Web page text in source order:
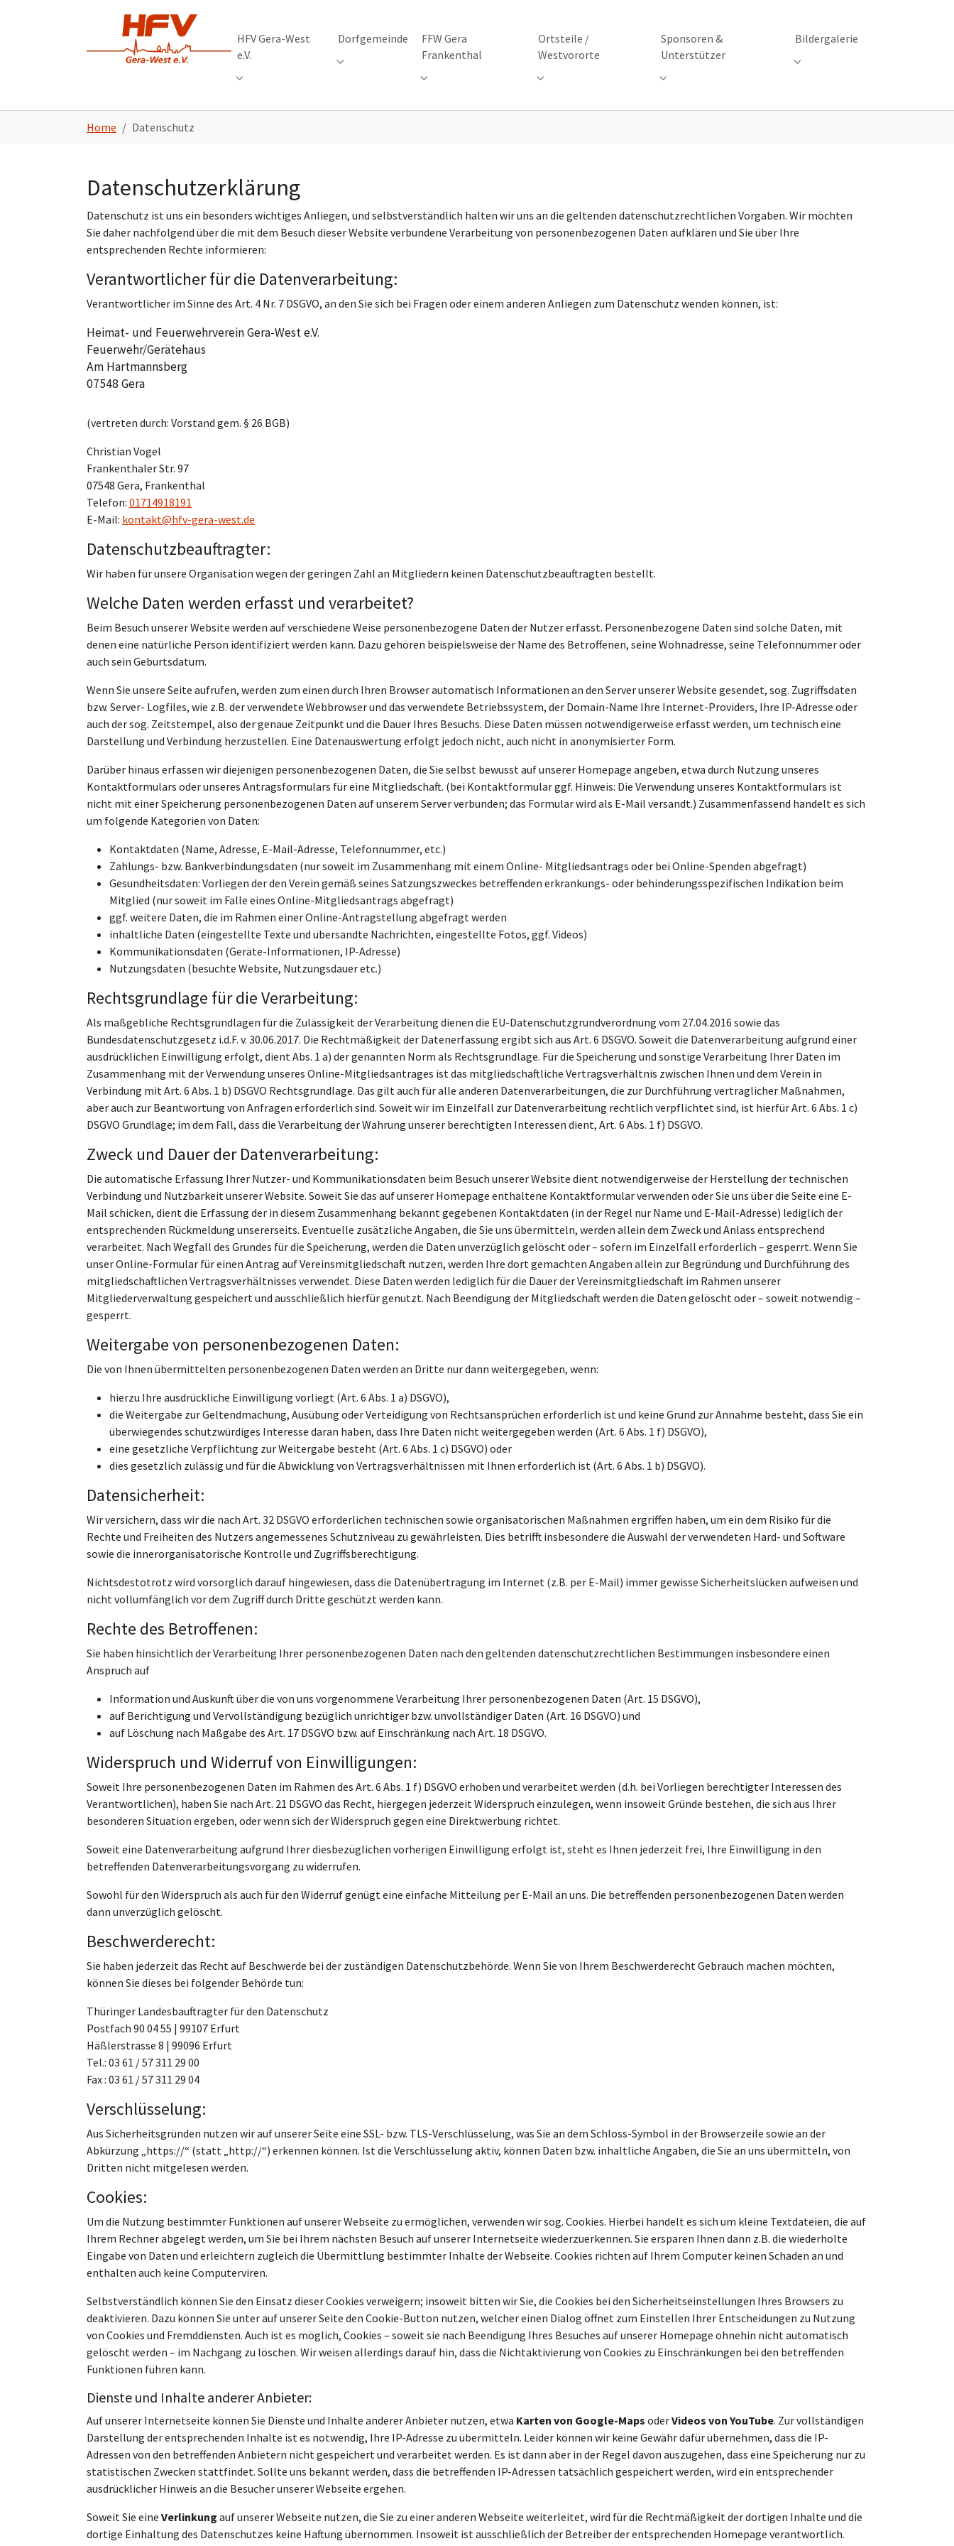
HFV Gera-West
e.V.
Submenu for "HFV Gera-West e.V."
Dorfgemeinde
Submenu for "Dorfgemeinde"
FFW Gera
Frankenthal
Submenu for "FFW Gera Frankenthal"
Ortsteile /
Westvororte
Submenu for "Ortsteile / Westvororte"
Sponsoren &
Unterstützer
Submenu for "Sponsoren & Unterstützer"
Bildergalerie
Submenu for "Bildergalerie"
Home Datenschutz
Datenschutzerklärung
Datenschutz ist uns ein besonders wichtiges Anliegen, und selbstverständlich halten wir uns an die geltenden datenschutzrechtlichen Vorgaben. Wir möchten
Sie daher nachfolgend über die mit dem Besuch dieser Website verbundene Verarbeitung von personenbezogenen Daten aufklären und Sie über Ihre
entsprechenden Rechte informieren:
Verantwortlicher für die Datenverarbeitung:
Verantwortlicher im Sinne des Art. 4 Nr. 7 DSGVO, an den Sie sich bei Fragen oder einem anderen Anliegen zum Datenschutz wenden können, ist:
Heimat- und Feuerwehrverein Gera-West e.V.
Feuerwehr/Gerätehaus
Am Hartmannsberg
07548 Gera
(vertreten durch: Vorstand gem. § 26 BGB)
Christian Vogel
Frankenthaler Str. 97
07548 Gera, Frankenthal
Telefon: 01714918191
E-Mail: kontakt@hfv-gera-west.de
Datenschutzbeauftragter:
Wir haben für unsere Organisation wegen der geringen Zahl an Mitgliedern keinen Datenschutzbeauftragten bestellt.
Welche Daten werden erfasst und verarbeitet?
Beim Besuch unserer Website werden auf verschiedene Weise personenbezogene Daten der Nutzer erfasst. Personenbezogene Daten sind solche Daten, mit
denen eine natürliche Person identifiziert werden kann. Dazu gehören beispielsweise der Name des Betroffenen, seine Wohnadresse, seine Telefonnummer oder
auch sein Geburtsdatum.
Wenn Sie unsere Seite aufrufen, werden zum einen durch Ihren Browser automatisch Informationen an den Server unserer Website gesendet, sog. Zugriffsdaten
bzw. Server- Logfiles, wie z.B. der verwendete Webbrowser und das verwendete Betriebssystem, der Domain-Name Ihre Internet-Providers, Ihre IP-Adresse oder
auch der sog. Zeitstempel, also der genaue Zeitpunkt und die Dauer Ihres Besuchs. Diese Daten müssen notwendigerweise erfasst werden, um technisch eine
Darstellung und Verbindung herzustellen. Eine Datenauswertung erfolgt jedoch nicht, auch nicht in anonymisierter Form.
Darüber hinaus erfassen wir diejenigen personenbezogenen Daten, die Sie selbst bewusst auf unserer Homepage angeben, etwa durch Nutzung unseres
Kontaktformulars oder unseres Antragsformulars für eine Mitgliedschaft. (bei Kontaktformular ggf. Hinweis: Die Verwendung unseres Kontaktformulars ist
nicht mit einer Speicherung personenbezogenen Daten auf unserem Server verbunden; das Formular wird als E-Mail versandt.) Zusammenfassend handelt es sich
um folgende Kategorien von Daten:
Kontaktdaten (Name, Adresse, E-Mail-Adresse, Telefonnummer, etc.)
Zahlungs- bzw. Bankverbindungsdaten (nur soweit im Zusammenhang mit einem Online- Mitgliedsantrags oder bei Online-Spenden abgefragt)
Gesundheitsdaten: Vorliegen der den Verein gemäß seines Satzungszweckes betreffenden erkrankungs- oder behinderungsspezifischen Indikation beim
Mitglied (nur soweit im Falle eines Online-Mitgliedsantrags abgefragt)
ggf. weitere Daten, die im Rahmen einer Online-Antragstellung abgefragt werden
inhaltliche Daten (eingestellte Texte und übersandte Nachrichten, eingestellte Fotos, ggf. Videos)
Kommunikationsdaten (Geräte-Informationen, IP-Adresse)
Nutzungsdaten (besuchte Website, Nutzungsdauer etc.)
Rechtsgrundlage für die Verarbeitung:
Als maßgebliche Rechtsgrundlagen für die Zulässigkeit der Verarbeitung dienen die EU-Datenschutzgrundverordnung vom 27.04.2016 sowie das
Bundesdatenschutzgesetz i.d.F. v. 30.06.2017. Die Rechtmäßigkeit der Datenerfassung ergibt sich aus Art. 6 DSGVO. Soweit die Datenverarbeitung aufgrund einer
ausdrücklichen Einwilligung erfolgt, dient Abs. 1 a) der genannten Norm als Rechtsgrundlage. Für die Speicherung und sonstige Verarbeitung Ihrer Daten im
Zusammenhang mit der Verwendung unseres Online-Mitgliedsantrages ist das mitgliedschaftliche Vertragsverhältnis zwischen Ihnen und dem Verein in
Verbindung mit Art. 6 Abs. 1 b) DSGVO Rechtsgrundlage. Das gilt auch für alle anderen Datenverarbeitungen, die zur Durchführung vertraglicher Maßnahmen,
aber auch zur Beantwortung von Anfragen erforderlich sind. Soweit wir im Einzelfall zur Datenverarbeitung rechtlich verpflichtet sind, ist hierfür Art. 6 Abs. 1 c)
DSGVO Grundlage; im dem Fall, dass die Verarbeitung der Wahrung unserer berechtigten Interessen dient, Art. 6 Abs. 1 f) DSGVO.
Zweck und Dauer der Datenverarbeitung:
Die automatische Erfassung Ihrer Nutzer- und Kommunikationsdaten beim Besuch unserer Website dient notwendigerweise der Herstellung der technischen
Verbindung und Nutzbarkeit unserer Website. Soweit Sie das auf unserer Homepage enthaltene Kontaktformular verwenden oder Sie uns über die Seite eine E-
Mail schicken, dient die Erfassung der in diesem Zusammenhang bekannt gegebenen Kontaktdaten (in der Regel nur Name und E-Mail-Adresse) lediglich der
entsprechenden Rückmeldung unsererseits. Eventuelle zusätzliche Angaben, die Sie uns übermitteln, werden allein dem Zweck und Anlass entsprechend
verarbeitet. Nach Wegfall des Grundes für die Speicherung, werden die Daten unverzüglich gelöscht oder – sofern im Einzelfall erforderlich – gesperrt. Wenn Sie
unser Online-Formular für einen Antrag auf Vereinsmitgliedschaft nutzen, werden Ihre dort gemachten Angaben allein zur Begründung und Durchführung des
mitgliedschaftlichen Vertragsverhältnisses verwendet. Diese Daten werden lediglich für die Dauer der Vereinsmitgliedschaft im Rahmen unserer
Mitgliederverwaltung gespeichert und ausschließlich hierfür genutzt. Nach Beendigung der Mitgliedschaft werden die Daten gelöscht oder – soweit notwendig –
gesperrt.
Weitergabe von personenbezogenen Daten:
Die von Ihnen übermittelten personenbezogenen Daten werden an Dritte nur dann weitergegeben, wenn:
hierzu Ihre ausdrückliche Einwilligung vorliegt (Art. 6 Abs. 1 a) DSGVO),
die Weitergabe zur Geltendmachung, Ausübung oder Verteidigung von Rechtsansprüchen erforderlich ist und keine Grund zur Annahme besteht, dass Sie ein
überwiegendes schutzwürdiges Interesse daran haben, dass Ihre Daten nicht weitergegeben werden (Art. 6 Abs. 1 f) DSGVO),
eine gesetzliche Verpflichtung zur Weitergabe besteht (Art. 6 Abs. 1 c) DSGVO) oder
dies gesetzlich zulässig und für die Abwicklung von Vertragsverhältnissen mit Ihnen erforderlich ist (Art. 6 Abs. 1 b) DSGVO).
Datensicherheit:
Wir versichern, dass wir die nach Art. 32 DSGVO erforderlichen technischen sowie organisatorischen Maßnahmen ergriffen haben, um ein dem Risiko für die
Rechte und Freiheiten des Nutzers angemessenes Schutzniveau zu gewährleisten. Dies betrifft insbesondere die Auswahl der verwendeten Hard- und Software
sowie die innerorganisatorische Kontrolle und Zugriffsberechtigung.
Nichtsdestotrotz wird vorsorglich darauf hingewiesen, dass die Datenübertragung im Internet (z.B. per E-Mail) immer gewisse Sicherheitslücken aufweisen und
nicht vollumfänglich vor dem Zugriff durch Dritte geschützt werden kann.
Rechte des Betroffenen:
Sie haben hinsichtlich der Verarbeitung Ihrer personenbezogenen Daten nach den geltenden datenschutzrechtlichen Bestimmungen insbesondere einen
Anspruch auf
Information und Auskunft über die von uns vorgenommene Verarbeitung Ihrer personenbezogenen Daten (Art. 15 DSGVO),
auf Berichtigung und Vervollständigung bezüglich unrichtiger bzw. unvollständiger Daten (Art. 16 DSGVO) und
auf Löschung nach Maßgabe des Art. 17 DSGVO bzw. auf Einschränkung nach Art. 18 DSGVO.
Widerspruch und Widerruf von Einwilligungen:
Soweit Ihre personenbezogenen Daten im Rahmen des Art. 6 Abs. 1 f) DSGVO erhoben und verarbeitet werden (d.h. bei Vorliegen berechtigter Interessen des
Verantwortlichen), haben Sie nach Art. 21 DSGVO das Recht, hiergegen jederzeit Widerspruch einzulegen, wenn insoweit Gründe bestehen, die sich aus Ihrer
besonderen Situation ergeben, oder wenn sich der Widerspruch gegen eine Direktwerbung richtet.
Soweit eine Datenverarbeitung aufgrund Ihrer diesbezüglichen vorherigen Einwilligung erfolgt ist, steht es Ihnen jederzeit frei, Ihre Einwilligung in den
betreffenden Datenverarbeitungsvorgang zu widerrufen.
Sowohl für den Widerspruch als auch für den Widerruf genügt eine einfache Mitteilung per E-Mail an uns. Die betreffenden personenbezogenen Daten werden
dann unverzüglich gelöscht.
Beschwerderecht:
Sie haben jederzeit das Recht auf Beschwerde bei der zuständigen Datenschutzbehörde. Wenn Sie von Ihrem Beschwerderecht Gebrauch machen möchten,
können Sie dieses bei folgender Behörde tun:
Thüringer Landesbauftragter für den Datenschutz
Postfach 90 04 55 | 99107 Erfurt
Häßlerstrasse 8 | 99096 Erfurt
Tel.: 03 61 / 57 311 29 00
Fax : 03 61 / 57 311 29 04
Verschlüsselung:
Aus Sicherheitsgründen nutzen wir auf unserer Seite eine SSL- bzw. TLS-Verschlüsselung, was Sie an dem Schloss-Symbol in der Browserzeile sowie an der
Abkürzung „https://“ (statt „http://“) erkennen können. Ist die Verschlüsselung aktiv, können Daten bzw. inhaltliche Angaben, die Sie an uns übermitteln, von
Dritten nicht mitgelesen werden.
Cookies:
Um die Nutzung bestimmter Funktionen auf unserer Webseite zu ermöglichen, verwenden wir sog. Cookies. Hierbei handelt es sich um kleine Textdateien, die auf
Ihrem Rechner abgelegt werden, um Sie bei Ihrem nächsten Besuch auf unserer Internetseite wiederzuerkennen. Sie ersparen Ihnen dann z.B. die wiederholte
Eingabe von Daten und erleichtern zugleich die Übermittlung bestimmter Inhalte der Webseite. Cookies richten auf Ihrem Computer keinen Schaden an und
enthalten auch keine Computerviren.
Selbstverständlich können Sie den Einsatz dieser Cookies verweigern; insoweit bitten wir Sie, die Cookies bei den Sicherheitseinstellungen Ihres Browsers zu
deaktivieren. Dazu können Sie unter auf unserer Seite den Cookie-Button nutzen, welcher einen Dialog öffnet zum Einstellen Ihrer Entscheidungen zu Nutzung
von Cookies und Fremddiensten. Auch ist es möglich, Cookies – soweit sie nach Beendigung Ihres Besuches auf unserer Homepage ohnehin nicht automatisch
gelöscht werden – im Nachgang zu löschen. Wir weisen allerdings darauf hin, dass die Nichtaktivierung von Cookies zu Einschränkungen bei den betreffenden
Funktionen führen kann.
Dienste und Inhalte anderer Anbieter:
Auf unserer Internetseite können Sie Dienste und Inhalte anderer Anbieter nutzen, etwa Karten von Google-Maps oderVideos von YouTube. Zur vollständigen
Darstellung der entsprechenden Inhalte ist es notwendig, Ihre IP-Adresse zu übermitteln. Leider können wir keine Gewähr dafür übernehmen, dass die IP-
Adressen von den betreffenden Anbietern nicht gespeichert und verarbeitet werden. Es ist dann aber in der Regel davon auszugehen, dass eine Speicherung nur zu
statistischen Zwecken stattfindet. Sollte uns bekannt werden, dass die betreffenden IP-Adressen tatsächlich gespeichert werden, wird ein entsprechender
ausdrücklicher Hinweis an die Besucher unserer Webseite ergehen.
Soweit Sie eine Verlinkung auf unserer Webseite nutzen, die Sie zu einer anderen Webseite weiterleitet, wird für die Rechtmäßigkeit der dortigen Inhalte und die
dortige Einhaltung des Datenschutzes keine Haftung übernommen. Insoweit ist ausschließlich der Betreiber der entsprechenden Homepage verantwortlich.